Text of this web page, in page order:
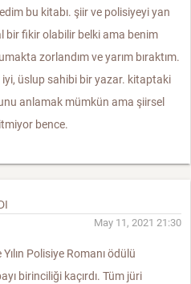
bu kitabı. şiir ve polisiyeyi yan
bir fikir olabilir belki ama benim
zorlandım ve yarım bıraktım.
üslup sahibi bir yazar. kitaptaki
anlamak mümkün ama şiirsel
bence.
May 11, 2021 21:30
Polisiye Romanı ödülü
birinciliği kaçırdı. Tüm jüri